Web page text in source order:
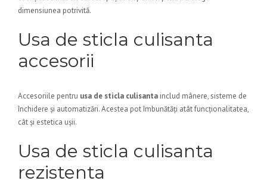
dimensiunea potrivită.
Usa de sticla culisanta
accesorii
Accesoriile pentru usa de sticla culisanta includ mânere, sisteme de
închidere și automatizări. Acestea pot îmbunătăți atât funcționalitatea,
cât și estetica ușii.
Usa de sticla culisanta
rezistenta